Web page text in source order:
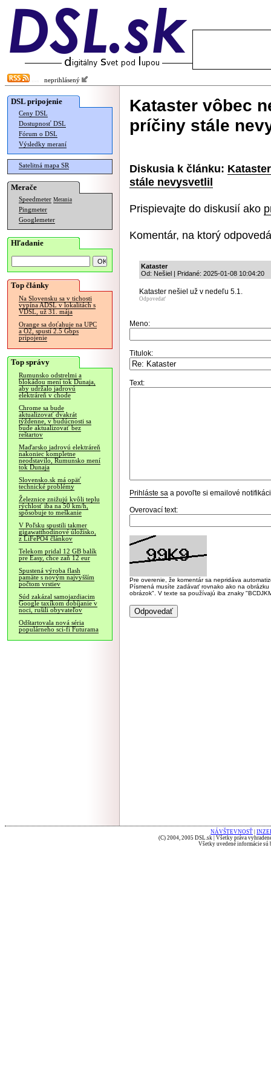
neprihlásený
DSL pripojenie
Ceny DSL
Dostupnosť DSL
Fórum o DSL
Výsledky meraní
Satelitná mapa SR
Merače
Speedmeter Merania
Pingmeter
Googlemeter
Hľadanie
Top články
Na Slovensku sa v tichosti
vypína ADSL v lokalitách s
VDSL, už 31. mája
Orange sa doťahuje na UPC
a O2, spustí 2.5 Gbps
pripojenie
Top správy
Rumunsko odstrelmi a
blokádou mení tok Dunaja,
aby udržalo jadrovú
elektráreň v chode
Chrome sa bude
aktualizovať dvakrát
týždenne, v budúcnosti sa
bude aktualizovať bez
reštartov
Maďarsko jadrovú elektráreň
nakoniec kompletne
neodstavilo, Rumunsko mení
tok Dunaja
Slovensko.sk má opäť
technické problémy
Železnice znižujú kvôli teplu
rýchlosť iba na 50 km/h,
spôsobuje to meškanie
V Poľsku spustili takmer
gigawatthodinové úložisko,
z LiFePO4 článkov
Telekom pridal 12 GB balík
pre Easy, chce zaň 12 eur
Spustená výroba flash
pamäte s novým najvyšším
počtom vrstiev
Súd zakázal samojazdiacim
Google taxíkom dobíjanie v
noci, rušili obyvateľov
Odštartovala nová séria
populárneho sci-fi Futurama
Kataster vôbec
príčiny stále
Diskusia k článku:
stále nevysvetlil
Prispievajte do diskusií ako
Komentár, na ktorý
Kataster
Od: Nešiel | Pridané: 2025-01-08 10:04:20
Kataster nešiel už v nedeľu 5.1.
Odpovedať
Meno:
Titulok:
Text:
Prihláste sa a povoľte si emailové
Overovací text:
Pre overenie, že komentár sa nepridáva
Písmená musíte zadávať rovnako ako na
obrázok". V texte sa používajú iba znaky
NÁVŠTEVNOSŤ
(C) 2004, 2005 DSL.sk | Všetky práva
Všetky uvedené informácie sú